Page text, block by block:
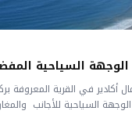
المفضلة للسياح
كلم شمال أكادير في القرية المعروفة
السياحية للأجانب